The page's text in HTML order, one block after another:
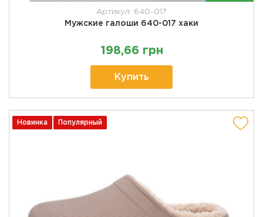
Артикул: 640-017
Мужские галоши 640-017 хаки
198,66 грн
Купить
Новинка Популярный